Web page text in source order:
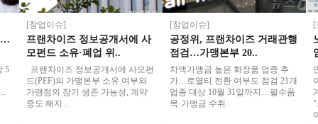
[창업이슈]
프랜차이즈 정보공개서에 사
모펀드 소유·폐업 위..
프랜차이즈 정보공개서에 사모펀
드(PEF)의 가맹본부 소유 여부와
가맹점의 장기 생존 가능성, 계약
중도 해지 ..
[창업이슈]
공정위, 프랜차이즈 거래관행
점검…가맹본부 20..
차액가맹금 높은 화장품 업종 추
가…로열티 전환 여부도 점검 21개
업종 대상 10월 31일까지…필수품
목·가맹금 수취..
[창
노
임
민
이
계
"소